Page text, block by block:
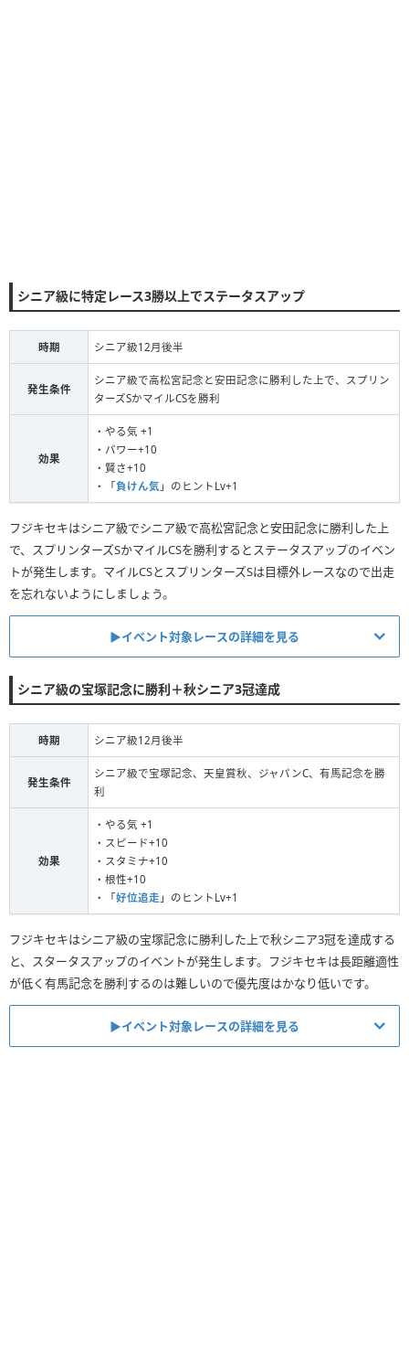
シニア級に特定レース3勝以上でステータスアップ
時期 シニア級12月後半
発生条件
シニア級で高松宮記念と安田記念に勝利した上で、スプリン
ターズSかマイルCSを勝利
効果
・やる気 +1
・パワー+10
・賢さ+10
・「負けん気 」のヒントLv+1
フジキセキはシニア級でシニア級で高松宮記念と安田記念に勝利した上
で、スプリンターズSかマイルCSを勝利するとステータスアップのイベン
トが発生します。マイルCSとスプリンターズSは目標外レースなので出走
を忘れないようにしましょう。
▶︎イベント対象レースの詳細を見る
東京/芝/1600m(マイル)/左
ファン数15000人以上で出走
スプリンターズS
クラシック・シニア級9月後半 ・秋
マイルCS ファン数15000人以上で出走
高松宮記念
中京/芝/1200m(短距離)/左
シニア級の宝塚記念に勝利＋秋シニア3冠達成
時期 シニア級12月後半
発生条件
シニア級で宝塚記念、天皇賞秋、ジャパンC、有馬記念を勝
利
効果
・やる気 +1
・スピード+10
・スタミナ+10
・根性+10
・「好位追走 」のヒントLv+1
フジキセキはシニア級の宝塚記念に勝利した上で秋シニア3冠を達成する
と、スタータスアップのイベントが発生します。フジキセキは長距離適性
が低く有馬記念を勝利するのは難しいので優先度はかなり低いです。
▶︎イベント対象レースの詳細を見る